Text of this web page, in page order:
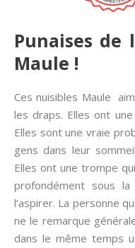
Punaises
Maule !
Ces nuisibles Maule
les draps. Elles ont
Elles sont une vraie
gens dans leur
Elles ont une trompe
profondément sous
l’aspirer. La personne
ne le remarque
dans le même temps